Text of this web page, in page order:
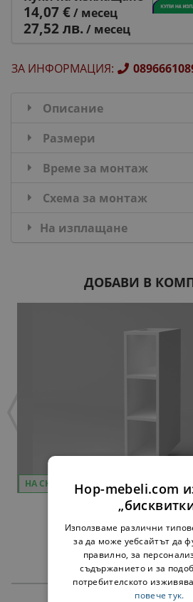
14,07 €/ месец
27,52 лв./ месец
ЗА ИНФОРМАЦИЯ:
Описание
Размери
Време за монтаж
Схема за монтаж
На изплащане
ДОБАВИ В
НА СКЛАД
ДОЛНА ЕТАЖЕРКА Н20
34,00 € 66,50
Hop-mebeli.com
Използваме различни
за да може уебсайтът да
правилно, за
съдържанието и за
потребителското
повече тук.